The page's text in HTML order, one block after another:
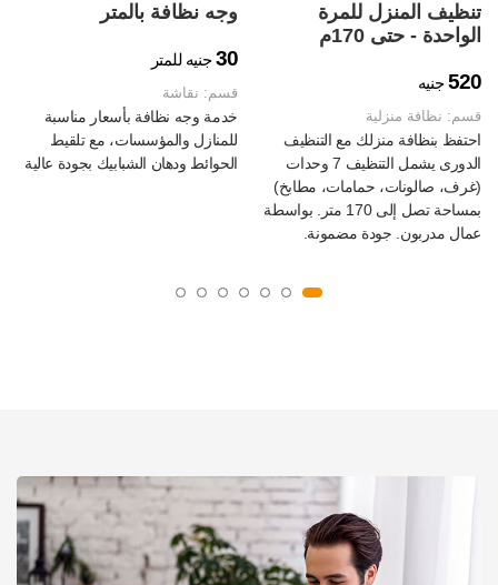
تنظيف المنزل للمرة
الواحدة - حتى 170م
520 جنيه
قسم: نظافة منزلية
احتفظ بنظافة منزلك مع التنظيف
الدورى يشمل التنظيف 7 وحدات
(غرف، صالونات، حمامات، مطابخ)
بمساحة تصل إلى 170 متر. بواسطة
عمال مدربون. جودة مضمونة.
وجه نظافة بالمتر
30 جنيه للمتر
قسم: نقاشة
خدمة وجه نظافة بأسعار مناسبة
للمنازل والمؤسسات، مع تلقيط
الحوائط ودهان الشبابيك بجودة عالية